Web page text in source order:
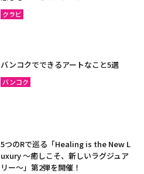
クラビ
バンコクでできるアートなこと5選
バンコク
5つのRで巡る「Healing is the New L
uxury ～癒しこそ、新しいラグジュア
リー〜」第2弾を開催！